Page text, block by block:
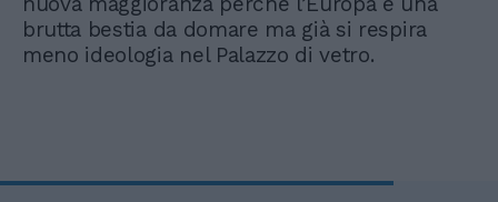
brutta bestia da domare ma già si respira
meno ideologia nel Palazzo di vetro.